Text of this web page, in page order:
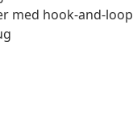
med hook-and-